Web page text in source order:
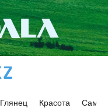
Глянец Красота